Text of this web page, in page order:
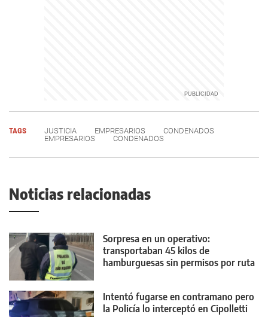
TAGS JUSTICIA EMPRESARIOS
CONDENADOS
EMPRESARIOS
CONDENADOS
Noticias relacionadas
Sorpresa en un operativo:
transportaban 45 kilos de
hamburguesas sin permisos por ruta
Intentó fugarse en contramano pero
la Policía lo interceptó en Cipolletti